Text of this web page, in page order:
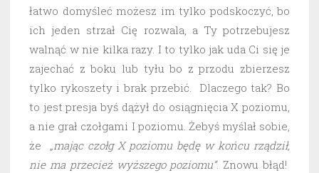
łatwo domyśleć możesz im tylko podskoczyć, bo
ich jeden strzał Cię rozwala, a Ty potrzebujesz
walnąć w nie kilka razy. I to tylko jak uda Ci się je
zajechać z boku lub tyłu bo z przodu zbierzesz
tylko rykoszety i brak przebić. Dlaczego tak? Bo
to jest presja byś dążył do osiągnięcia X poziomu,
a nie grał czołgami I poziomu. Żebyś myślał sobie,
że „mając czołg X poziomu będę w końcu rządził,
nie ma przecież wyższego poziomu”. Znowu błąd!